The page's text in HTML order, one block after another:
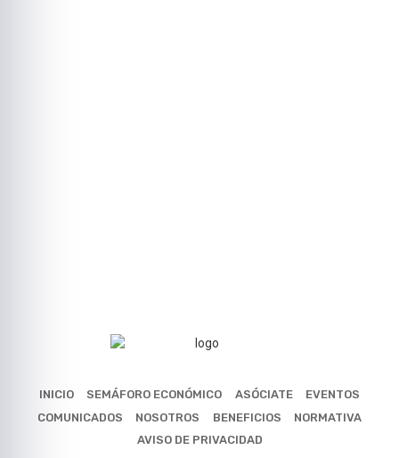
INICIO SEMÁFORO ECONÓMICO ASÓCIATE
EVENTOS
COMUNICADOS
NOSOTROS BENEFICIOS
NORMATIVA
AVISO DE PRIVACIDAD